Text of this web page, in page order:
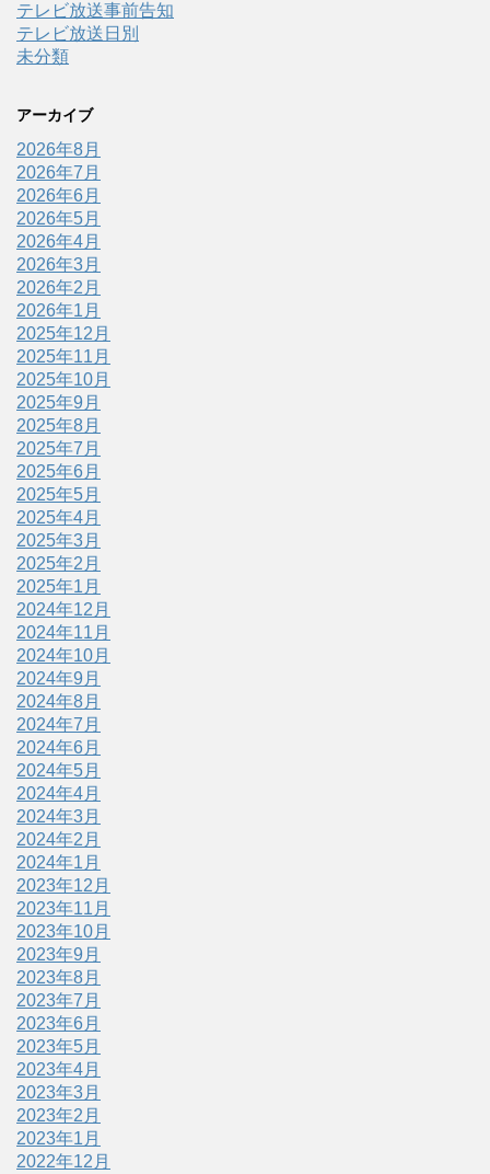
テレビ放送事前告知
テレビ放送日別
未分類
アーカイブ
2026年8月
2026年7月
2026年6月
2026年5月
2026年4月
2026年3月
2026年2月
2026年1月
2025年12月
2025年11月
2025年10月
2025年9月
2025年8月
2025年7月
2025年6月
2025年5月
2025年4月
2025年3月
2025年2月
2025年1月
2024年12月
2024年11月
2024年10月
2024年9月
2024年8月
2024年7月
2024年6月
2024年5月
2024年4月
2024年3月
2024年2月
2024年1月
2023年12月
2023年11月
2023年10月
2023年9月
2023年8月
2023年7月
2023年6月
2023年5月
2023年4月
2023年3月
2023年2月
2023年1月
2022年12月